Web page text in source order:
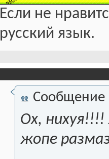
Если не
русский язык.
Сообщение
Ох, нихуя!!!!
жопе